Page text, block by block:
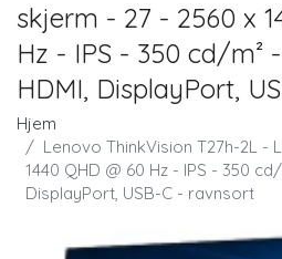
skjerm - 27 - 2560 x
Hz - IPS - 350 cd/m²
HDMI, DisplayPort,
Hjem
Lenovo ThinkVision T27h-2L -
1440 QHD @ 60 Hz - IPS - 350
DisplayPort, USB-C - ravnsort